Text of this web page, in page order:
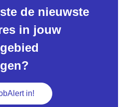
de nieuwste
in jouw
in!